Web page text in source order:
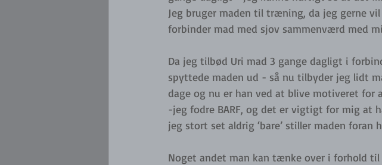
Jeg bruger maden til træning, da jeg gerne
forbinder mad med sjov sammenværd med
Da jeg tilbød Uri mad 3 gange dagligt i
spyttede maden ud - så nu tilbyder jeg lidt
dage og nu er han ved at blive motiveret for
-jeg fodre BARF, og det er vigtigt for mig at
jeg stort set aldrig ‘bare’ stiller maden
Noget andet man kan tænke over i forhold